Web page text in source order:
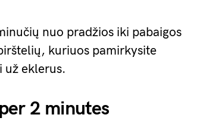
nuo pradžios iki pabaigos
kuriuos pamirkysite
už eklerus.
2 minutes